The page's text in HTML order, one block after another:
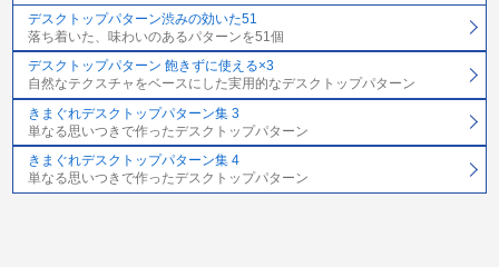
デスクトップパターン渋みの効いた51
落ち着いた、味わいのあるパターンを51個
デスクトップパターン 飽きずに使える×3
自然なテクスチャをベースにした実用的なデスクトップパターン
きまぐれデスクトップパターン集 3
単なる思いつきで作ったデスクトップパターン
きまぐれデスクトップパターン集 4
単なる思いつきで作ったデスクトップパターン